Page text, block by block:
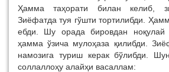
Ҳамма таҳорати билан келиб,
Зиёфатда туя гўшти тортилибди.
ебди. Шу орада бировдан ноқулай
ҳамма ўзича мулоҳаза қилибди.
намозига туриш керак бўлибди.
соллаллоҳу алайҳи васаллам: